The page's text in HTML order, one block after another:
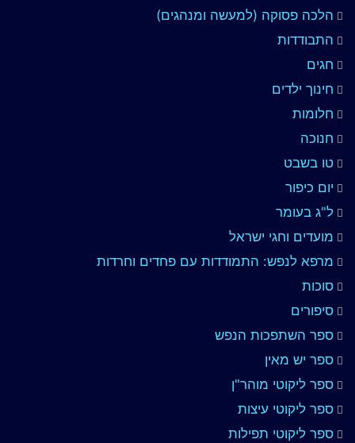
הלכה פסוקה (למעשה ומנהגים)
התבודדות
חגים
חינוך ילדים
חלומות
חנוכה
טו בשבט
יום כיפור
ל"ג בעומר
מועדים וחגי ישראל
מרפא לנפש: התמודדות עם פחדים וחרדות
סוכות
סיפורים
ספר השתפכות הנפש
ספר יש מאין
ספר ליקוטי מוהר"ן
ספר ליקוטי עיצות
ספר ליקוטי תפילות